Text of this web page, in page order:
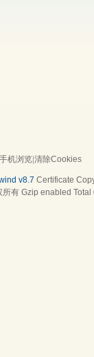
手机浏览 清除Cookies
v8.7 Certificate
所有 Gzip enabled Total